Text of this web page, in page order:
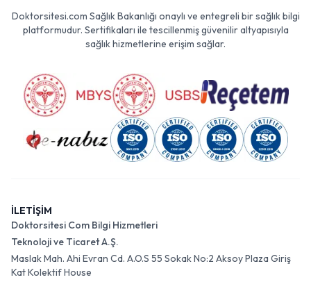
Doktorsitesi.com Sağlık Bakanlığı onaylı ve entegreli bir sağlık bilgi
platformudur. Sertifikaları ile tescillenmiş güvenilir altyapısıyla
sağlık hizmetlerine erişim sağlar.
İLETİŞİM
Doktorsitesi Com Bilgi Hizmetleri
Teknoloji ve Ticaret A.Ş.
Maslak Mah. Ahi Evran Cd. A.O.S 55 Sokak No:2 Aksoy Plaza Giriş
Kat Kolektif House